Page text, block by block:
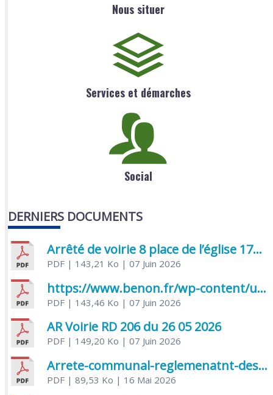
Nous situer
Services et démarches
Social
DERNIERS DOCUMENTS
Arrêté de voirie 8 place de l’église 17170 Benon
PDF| 143,21 Ko | 07 Juin 2026
https://www.benon.fr/wp-content/uploads/2026/06/AR-Voirie-Chemin-de-Lafond-du-26-05-2026.pdf
PDF| 143,46 Ko | 07 Juin 2026
AR Voirie RD 206 du 26 05 2026
PDF| 149,20 Ko | 07 Juin 2026
Arrete-communal-reglemenatnt-des-bruits-de-voisinage-et-des-activites-bruyantes
PDF| 89,53 Ko | 16 Mai 2026